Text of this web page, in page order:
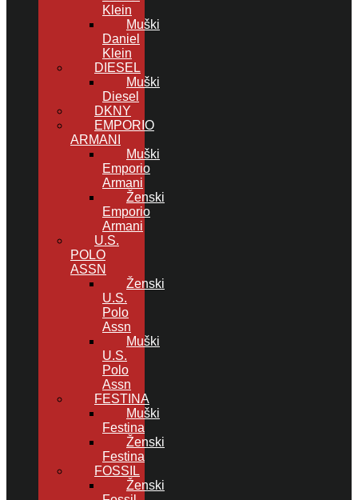
Klein
Muški
Daniel
Klein
DIESEL
Muški
Diesel
DKNY
EMPORIO
ARMANI
Muški
Emporio
Armani
Ženski
Emporio
Armani
U.S.
POLO
ASSN
Ženski
U.S.
Polo
Assn
Muški
U.S.
Polo
Assn
FESTINA
Muški
Festina
Ženski
Festina
FOSSIL
Ženski